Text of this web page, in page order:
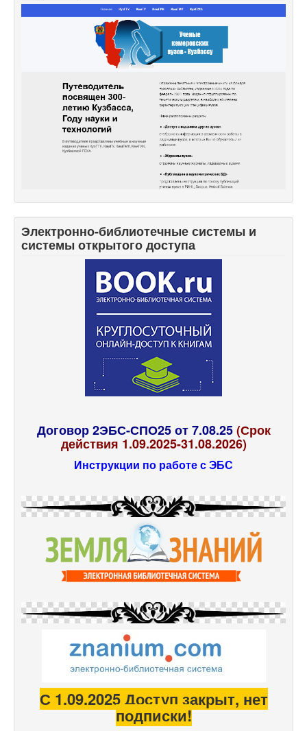
Электронно-библиотечные системы и
системы открытого доступа
Договор 2ЭБС-СПО25 от 7.08.25 (Срок
действия 1.09.2025-31.08.2026)
Инструкции по работе с ЭБС
С 1.09.2025 Доступ закрыт, нет
подписки!